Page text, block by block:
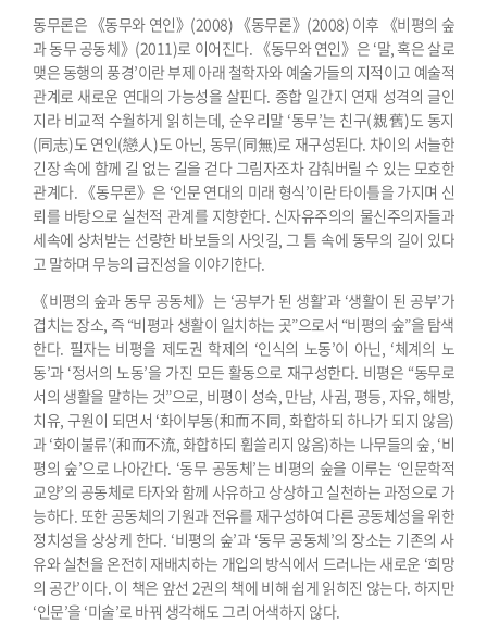
동무론은 《동무와 연인》(2008) 《동무론》(2008) 이후 《비평의 숲
과 동무 공동체》(2011)로 이어진다. 《동무와 연인》은 ‘말, 혹은 살로
맺은 동행의 풍경’이란 부제 아래 철학자와 예술가들의 지적이고 예술적
관계로 새로운 연대의 가능성을 살핀다. 종합 일간지 연재 성격의 글인
지라 비교적 수월하게 읽히는데, 순우리말 ‘동무’는 친구(親舊)도 동지
(同志)도 연인(戀人)도 아닌, 동무(同無)로 재구성된다. 차이의 서늘한
긴장 속에 함께 길 없는 길을 걷다 그림자조차 감춰버릴 수 있는 모호한
관계다. 《동무론》은 ‘인문 연대의 미래 형식’이란 타이틀을 가지며 신
뢰를 바탕으로 실천적 관계를 지향한다. 신자유주의의 물신주의자들과
세속에 상처받는 선량한 바보들의 사잇길, 그 틈 속에 동무의 길이 있다
고 말하며 무능의 급진성을 이야기한다.
《비평의 숲과 동무 공동체》는 ‘공부가 된 생활’과 ‘생활이 된 공부’가
겹치는 장소, 즉 “비평과 생활이 일치하는 곳”으로서 “비평의 숲”을 탐색
한다. 필자는 비평을 제도권 학제의 ‘인식의 노동’이 아닌, ‘체계의 노
동’과 ‘정서의 노동’을 가진 모든 활동으로 재구성한다. 비평은 “동무로
서의 생활을 말하는 것”으로, 비평이 성숙, 만남, 사귐, 평등, 자유, 해방,
치유, 구원이 되면서 ‘화이부동(和而不同, 화합하되 하나가 되지 않음)
과 ‘화이불류’(和而不流, 화합하되 휩쓸리지 않음)하는 나무들의 숲, ‘비
평의 숲’으로 나아간다. ‘동무 공동체’는 비평의 숲을 이루는 ‘인문학적
교양’의 공동체로 타자와 함께 사유하고 상상하고 실천하는 과정으로 가
능하다. 또한 공동체의 기원과 전유를 재구성하여 다른 공동체성을 위한
정치성을 상상케 한다. ‘비평의 숲’과 ‘동무 공동체’의 장소는 기존의 사
유와 실천을 온전히 재배치하는 개입의 방식에서 드러나는 새로운 ‘희망
의 공간’이다. 이 책은 앞선 2권의 책에 비해 쉽게 읽히진 않는다. 하지만
‘인문’을 ‘미술’로 바꿔 생각해도 그리 어색하지 않다.